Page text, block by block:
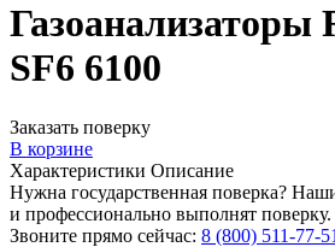
Газоанализаторы
SF6 6100
Заказать поверку
В корзине
Характеристики Описание
Нужна государственная поверка?
и профессионально выполнят поверку.
Звоните прямо сейчас: 8 (800) 511-77-51